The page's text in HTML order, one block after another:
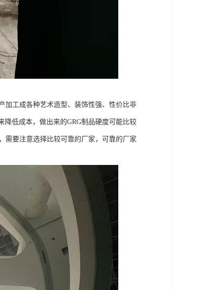
加工成各种艺术造型、装饰性强、性价比非
低成本，做出来的GRG制品硬度可能比较
需要注意选择比较可靠的厂家，可靠的厂家